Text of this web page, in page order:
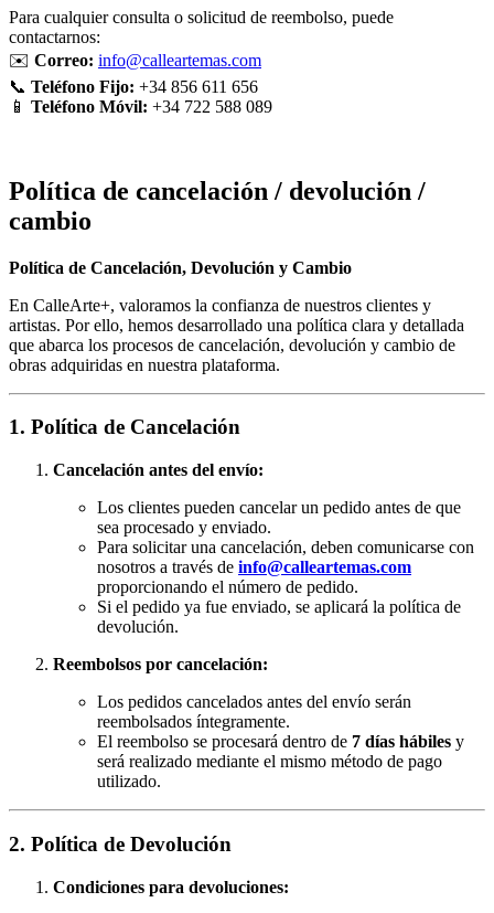
Para cualquier consulta o solicitud de reembolso, puede
contactarnos:
✉️ Correo: info@calleartemas.com
📞 Teléfono Fijo: +34 856 611 656
📱 Teléfono Móvil: +34 722 588 089
Política de cancelación / devolución /
cambio
Política de Cancelación, Devolución y Cambio
En CalleArte+, valoramos la confianza de nuestros clientes y
artistas. Por ello, hemos desarrollado una política clara y detallada
que abarca los procesos de cancelación, devolución y cambio de
obras adquiridas en nuestra plataforma.
1. Política de Cancelación
Cancelación antes del envío:
Los clientes pueden cancelar un pedido antes de que
sea procesado y enviado.
Para solicitar una cancelación, deben comunicarse con
nosotros a través de info@calleartemas.com
proporcionando el número de pedido.
Si el pedido ya fue enviado, se aplicará la política de
devolución.
Reembolsos por cancelación:
Los pedidos cancelados antes del envío serán
reembolsados íntegramente.
El reembolso se procesará dentro de 7 días hábiles y
será realizado mediante el mismo método de pago
utilizado.
2. Política de Devolución
Condiciones para devoluciones: